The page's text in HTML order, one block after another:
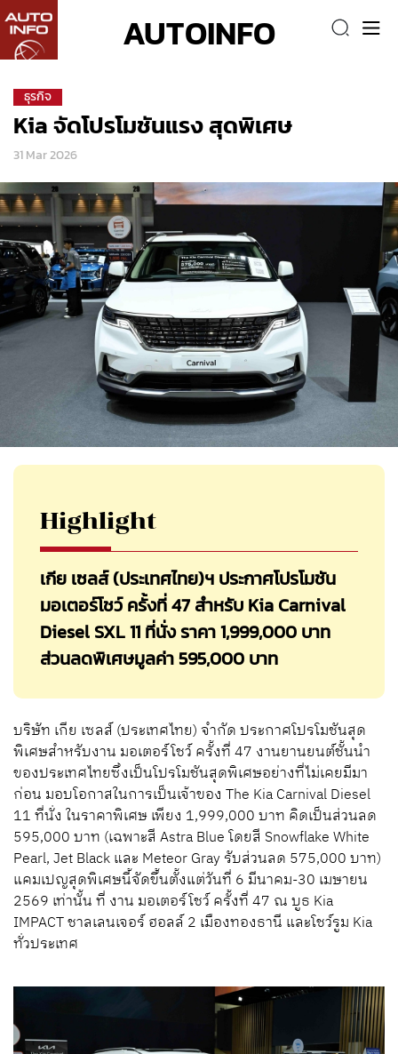
AUTOINFO
ธุรกิจ
Kia จัดโปรโมชันแรง สุดพิเศษ
31 Mar 2026
Highlight
เกีย เซลส์ (ประเทศไทย)ฯ ประกาศโปรโมชัน
มอเตอร์โชว์ ครั้งที่ 47 สำหรับ Kia Carnival
Diesel SXL 11 ที่นั่ง ราคา 1,999,000 บาท
ส่วนลดพิเศษมูลค่า 595,000 บาท
บริษัท เกีย เซลส์ (ประเทศไทย) จำกัด ประกาศโปรโมชันสุด
พิเศษสําหรับงาน มอเตอร์โชว์ ครั้งที่ 47 งานยานยนต์ชั้นนํา
ของประเทศไทยซึ่งเป็นโปรโมชันสุดพิเศษอย่างที่ไม่เคยมีมา
ก่อน มอบโอกาสในการเป็นเจ้าของ The Kia Carnival Diesel
11 ที่นั่ง ในราคาพิเศษ เพียง 1,999,000 บาท คิดเป็นส่วนลด
595,000 บาท (เฉพาะสี Astra Blue โดยสี Snowflake White
Pearl, Jet Black และ Meteor Gray รับส่วนลด 575,000 บาท)
แคมเปญสุดพิเศษนี้จัดขึ้นตั้งแต่วันที่ 6 มีนาคม-30 เมษายน
2569 เท่านั้น ที่ งาน มอเตอร์โชว์ ครั้งที่ 47 ณ บูธ Kia
IMPACT ชาลเลนเจอร์ ฮอลล์ 2 เมืองทองธานี และโชว์รูม Kia
ทั่วประเทศ